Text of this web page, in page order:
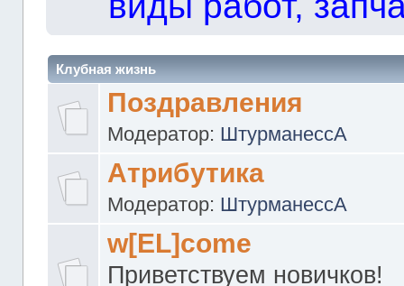
Клубная жизнь
Поздравления
Модератор: ШтурманессА
Атрибутика
Модератор: ШтурманессА
w[EL]come
Приветствуем новичков!